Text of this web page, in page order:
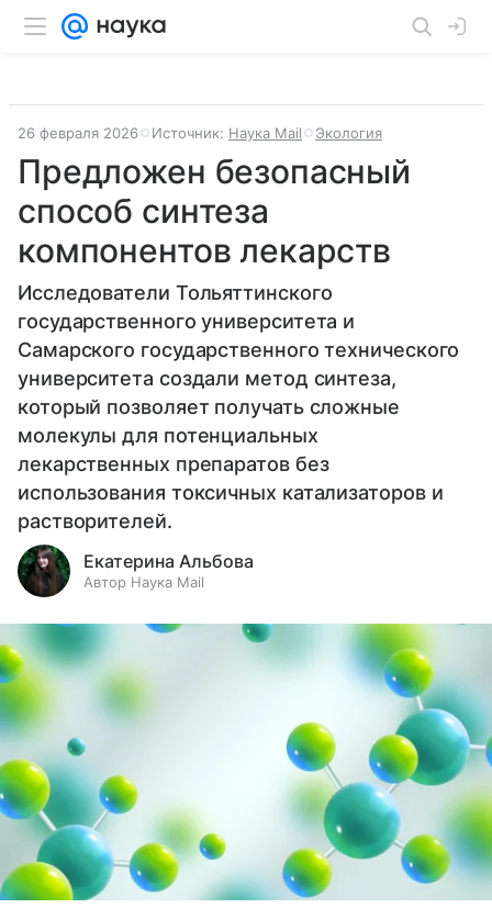
26 февраля 2026 Источник: Наука Mail Экология
Предложен безопасный
способ синтеза
компонентов лекарств
Исследователи Тольяттинского
государственного университета и
Самарского государственного технического
университета создали метод синтеза,
который позволяет получать сложные
молекулы для потенциальных
лекарственных препаратов без
использования токсичных катализаторов и
растворителей.
Екатерина Альбова
Автор Наука Mail